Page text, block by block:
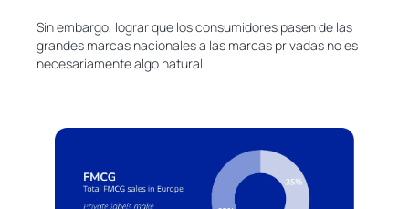
Sin embargo, lograr que los consumidores pasen de las
grandes marcas nacionales a las marcas privadas no es
necesariamente algo natural.